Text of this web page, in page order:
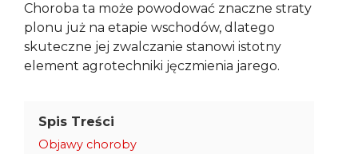
Choroba ta może powodować znaczne straty
plonu już na etapie wschodów, dlatego
skuteczne jej zwalczanie stanowi istotny
element agrotechniki jęczmienia jarego.
Spis Treści
Objawy choroby